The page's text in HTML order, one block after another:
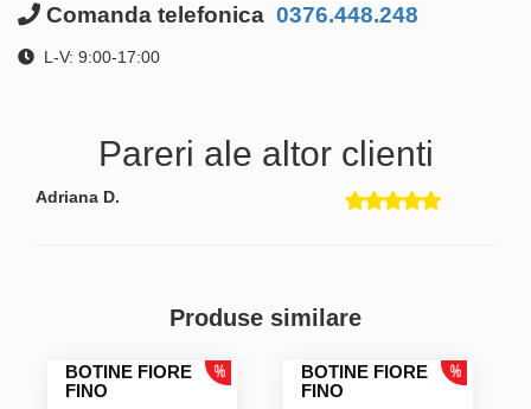
Comanda telefonica 0376.448.248
L-V: 9:00-17:00
Pareri ale altor clienti
Adriana D.
Produse similare
BOTINE FIORE
FINO
BOTINE FIORE
FINO